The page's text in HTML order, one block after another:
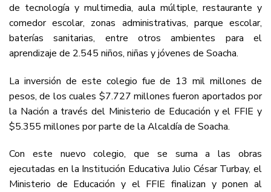
de tecnología y multimedia, aula múltiple, restaurante y
comedor escolar, zonas administrativas, parque escolar,
baterías sanitarias, entre otros ambientes para el
aprendizaje de 2.545 niños, niñas y jóvenes de Soacha.
La inversión de este colegio fue de 13 mil millones de
pesos, de los cuales $7.727 millones fueron aportados por
la Nación a través del Ministerio de Educación y el FFIE y
$5.355 millones por parte de la Alcaldía de Soacha.
Con este nuevo colegio, que se suma a las obras
ejecutadas en la Institución Educativa Julio César Turbay, el
Ministerio de Educación y el FFIE finalizan y ponen al